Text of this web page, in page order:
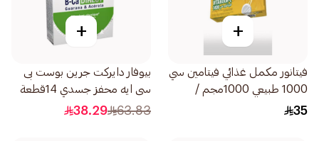
+
فيتانور مكمل غذائي فيتامين سي
1000 طبيعي 1000مجم /
20قطعة أقراص
35
+
بيوفار دايركت جرين بوست بى
سى ايه محفز جسدي 14قطعة
63.83
38.29